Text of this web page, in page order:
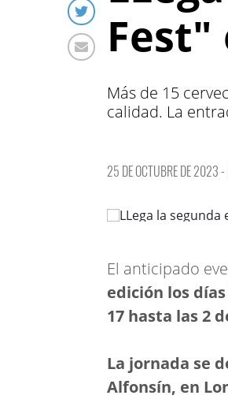
Más de 15
calidad. La
25 DE OCTUBRE DE 2023
El anticipado
edición los
17 hasta las 2
La jornada se
Alfonsín, en